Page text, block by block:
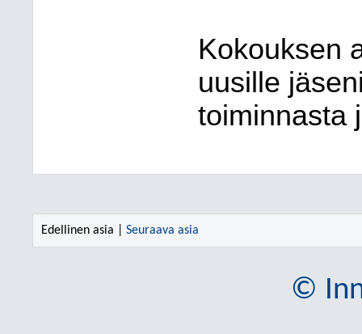
Kokouksen
uusille
toiminnasta
Edellinen asia | Seuraava asia
©